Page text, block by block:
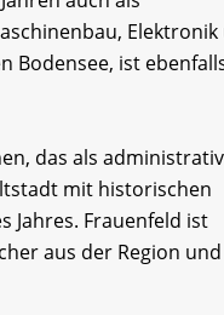
Elektronik
Bodensee, ist
das als
mit historischen
Jahres. Frauenfeld ist
aus der Region und